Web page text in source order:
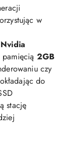
w
Nvidia
2GB
czy
do
stację